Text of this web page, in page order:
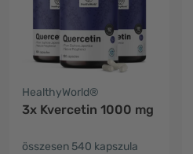
HealthyWorld®
3x Kvercetin 1000 mg
összesen 540 kapszula